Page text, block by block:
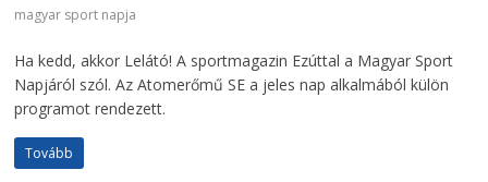
magyar sport napja
Ha kedd, akkor Lelátó! A sportmagazin Ezúttal a Magyar Sport
Napjáról szól. Az Atomerőmű SE a jeles nap alkalmából külön
programot rendezett.
Tovább